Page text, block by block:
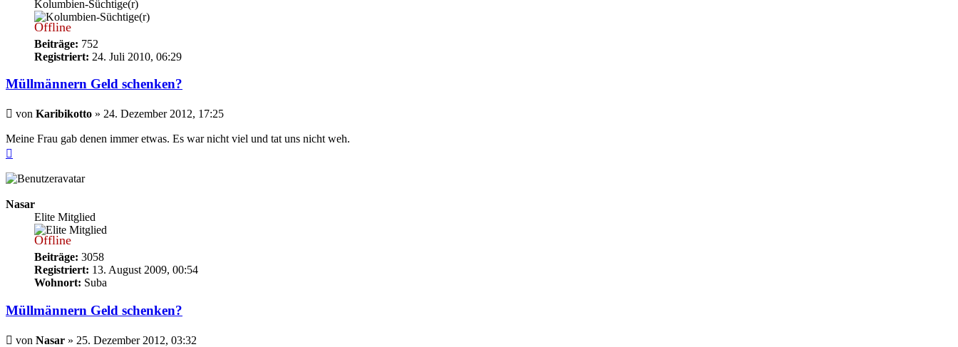
Kolumbien-Süchtige(r)
Offline
Beiträge: 752
Registriert: 24. Juli 2010, 06:29
Müllmännern Geld schenken?
Beitrag
von Karibikotto » 24. Dezember 2012, 17:25
Meine Frau gab denen immer etwas. Es war nicht viel und tat uns nicht weh.
Nasar
Elite Mitglied
Offline
Beiträge: 3058
Registriert: 13. August 2009, 00:54
Wohnort: Suba
Müllmännern Geld schenken?
Beitrag
von Nasar » 25. Dezember 2012, 03:32